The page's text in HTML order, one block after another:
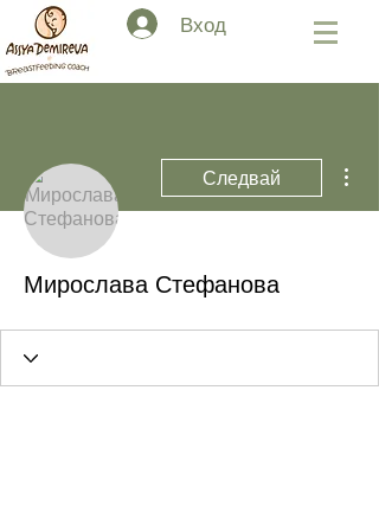
Вход
Следвай
Мирослава Стефанова